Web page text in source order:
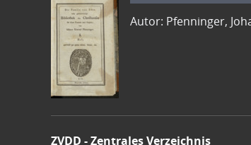
Autor: Pfenninger,
ZVDD - Zentrales Verzeichnis